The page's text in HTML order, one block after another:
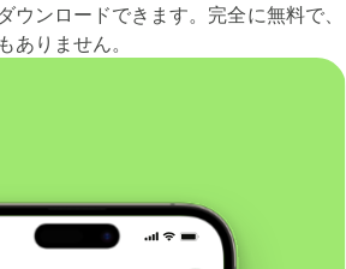
ウンロードできます。完全に無料で、
ありません。